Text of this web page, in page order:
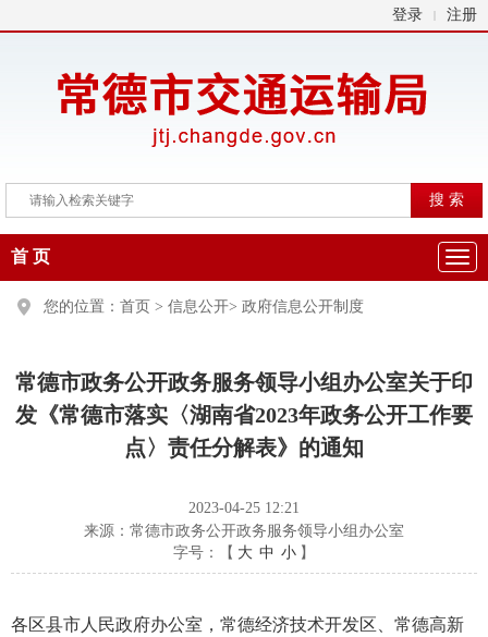
登录 | 注册
首 页
您的位置： 首页 > 信息公开> 政府信息公开制度
常德市政务公开政务服务领导小组办公室关于印
发《常德市落实〈湖南省2023年政务公开工作要
点〉责任分解表》的通知
2023-04-25 12:21
来源：常德市政务公开政务服务领导小组办公室
字号：【 大 中 小 】
各区县市人民政府办公室，常德经济技术开发区、常德高新